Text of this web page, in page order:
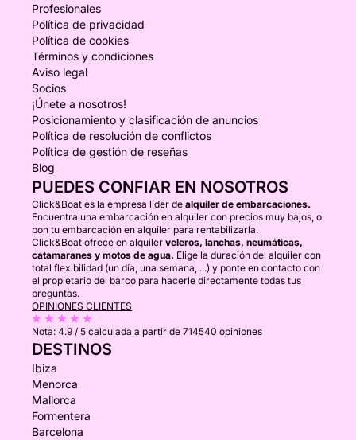
Profesionales
Política de privacidad
Política de cookies
Términos y condiciones
Aviso legal
Socios
¡Únete a nosotros!
Posicionamiento y clasificación de anuncios
Política de resolución de conflictos
Política de gestión de reseñas
Blog
PUEDES CONFIAR EN NOSOTROS
Click&Boat es la empresa líder de alquiler de embarcaciones.
Encuentra una embarcación en alquiler con precios muy bajos, o
pon tu embarcación en alquiler para rentabilizarla.
Click&Boat ofrece en alquiler veleros, lanchas, neumáticas,
catamaranes y motos de agua. Elige la duración del alquiler con
total flexibilidad (un día, una semana, ...) y ponte en contacto con
el propietario del barco para hacerle directamente todas tus
preguntas.
OPINIONES CLIENTES
Nota: 4.9 / 5 calculada a partir de 714540 opiniones
DESTINOS
Ibiza
Menorca
Mallorca
Formentera
Barcelona